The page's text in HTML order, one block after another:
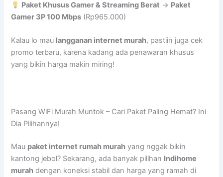
Paket Khusus Gamer & Streaming Berat → Paket
Gamer 3P 100 Mbps (Rp965.000)
Kalau lo mau langganan internet murah, pastiin juga cek
promo terbaru, karena kadang ada penawaran khusus
yang bikin harga makin miring!
Pasang WiFi Murah Muntok – Cari Paket Paling Hemat? Ini
Dia Pilihannya!
Mau paket internet rumah murah yang nggak bikin
kantong jebol? Sekarang, ada banyak pilihan Indihome
murah dengan koneksi stabil dan harga yang ramah di